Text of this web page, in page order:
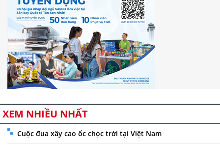
XEM NHIỀU NHẤT
Cuộc đua xây cao ốc chọc trời tại Việt Nam